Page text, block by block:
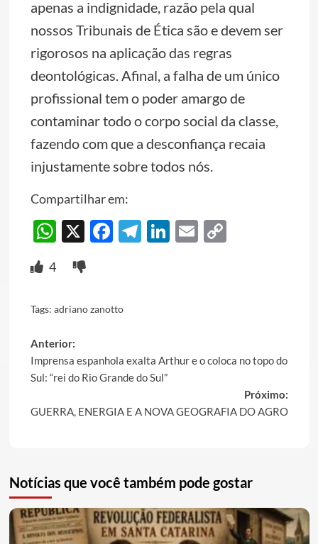
apenas a indignidade, razão pela qual
nossos Tribunais de Ética são e devem ser
rigorosos na aplicação das regras
deontológicas. Afinal, a falha de um único
profissional tem o poder amargo de
contaminar todo o corpo social da classe,
fazendo com que a desconfiança recaia
injustamente sobre todos nós.
Compartilhar em:
WhatsApp
X Facebook
Telegram
LinkedIn
EmailCopy
4
Tags: adriano zanotto
Post
navigation
Anterior:
Imprensa espanhola exalta Arthur e o coloca no topo do
Sul: “rei do Rio Grande do Sul”
Próximo:
GUERRA, ENERGIA E A NOVA GEOGRAFIA DO AGRO
Notícias que você também pode gostar